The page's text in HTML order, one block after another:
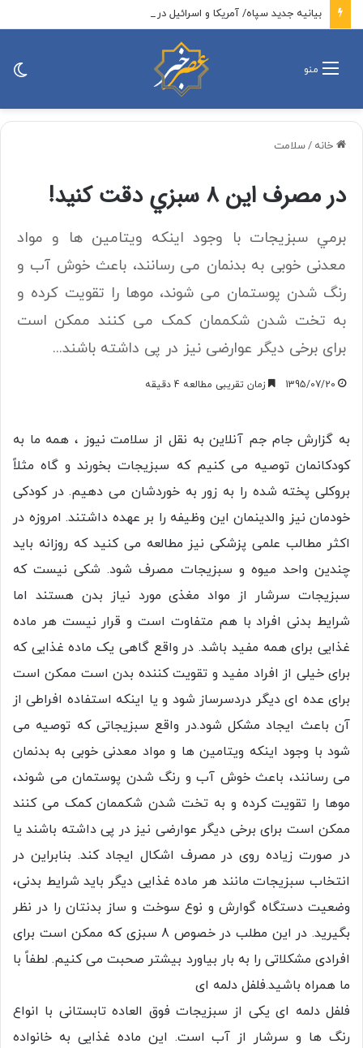
منو
خانه /سلامت
در مصرف اين ٨ سبزي دقت كنيد!
برمي سبزیجات با وجود اینکه ویتامین ها و مواد
معدنی خوبی به بدنمان می رسانند، باعث خوش آب و
رنگ شدن پوستمان می شوند، موها را تقویت کرده و
به تخت شدن شکممان کمک می کنند ممکن است
برای برخی دیگر عوارضی نیز در پی داشته باشند...
1395/07/20 زمان تقریبی مطالعه 4 دقیقه
به گزارش جام جم آنلاین به نقل از سلامت نیوز ، همه ما به
کودکانمان توصیه می کنیم که سبزیجات بخورند و گاه مثلاً
بروکلی پخته شده را به زور به خوردشان می دهیم. در کودکی
خودمان نیز والدینمان این وظیفه را بر عهده داشتند. امروزه در
اکثر مطالب علمی پزشکی نیز مطالعه می کنید که روزانه باید
چندین واحد میوه و سبزیجات مصرف شود. شکی نیست که
سبزیجات سرشار از مواد مغذی مورد نیاز بدن هستند اما
شرایط بدنی افراد با هم متفاوت است و قرار نیست هر ماده
غذایی برای همه مفید باشد. در واقع گاهی یک ماده غذایی که
برای خیلی از افراد مفید و تقویت کننده بدن است ممکن است
برای عده ای دیگر دردسرساز شود و یا اینکه استفاده افراطی از
آن باعث ایجاد مشکل شود.در واقع سبزیجاتی که توصیه می
شود با وجود اینکه ویتامین ها و مواد معدنی خوبی به بدنمان
می رسانند، باعث خوش آب و رنگ شدن پوستمان می شوند،
موها را تقویت کرده و به تخت شدن شکممان کمک می کنند
ممکن است برای برخی دیگر عوارضی نیز در پی داشته باشند یا
در صورت زیاده روی در مصرف اشکال ایجاد کند. بنابراین در
انتخاب سبزیجات مانند هر ماده غذایی دیگر باید شرایط بدنی،
وضعیت دستگاه گوارش و نوع سوخت و ساز بدنتان را در نظر
بگیرید. در این مطلب در خصوص 8 سبزی که ممکن است برای
افرادی مشکلاتی را به بار بیاورد بیشتر صحبت می کنیم. لطفاً با
ما همراه باشید.فلفل دلمه ای
فلفل دلمه ای یکی از سبزیجات فوق العاده تابستانی با انواع
رنگ ها و سرشار از آب است. این ماده غذایی به خانواده